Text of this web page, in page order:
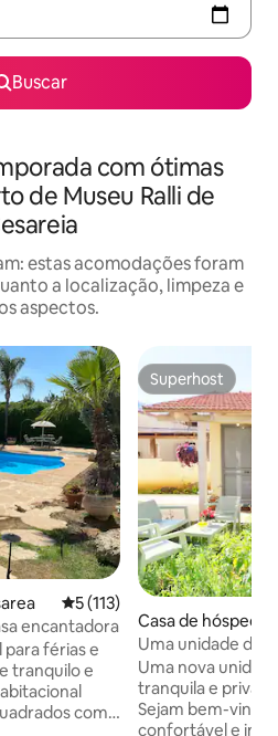
Buscar
com ótimas
de Museu Ralli de
estas acomodações foram
a localização, limpeza e
aspectos.
5 de uma avaliação média
5 (113)
encantadora
para férias e
tranquilo e
com
Superhost
Superhost
Casa de hóspedes
Hanna-Karkur
Uma unidade de
com um quintal
Hanna
Uma nova
tranquila e
Sejam bem-
confortável e